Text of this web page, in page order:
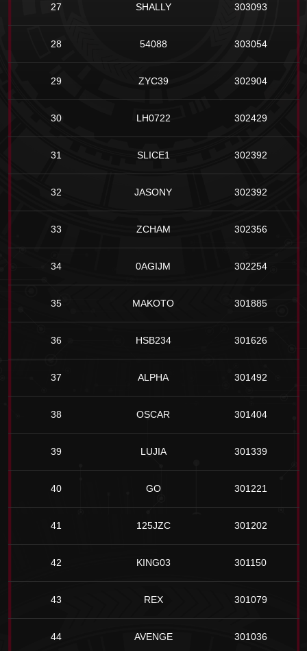
27 SHALLY 303093
28 54088 303054
29 ZYC39 302904
30 LH0722 302429
31 SLICE1 302392
32 JASONY 302392
33 ZCHAM 302356
34 0AGIJM 302254
35 MAKOTO 301885
36 HSB234 301626
37 ALPHA 301492
38 OSCAR 301404
39 LUJIA 301339
40 GO 301221
41 125JZC 301202
42 KING03 301150
43 REX 301079
44 AVENGE 301036